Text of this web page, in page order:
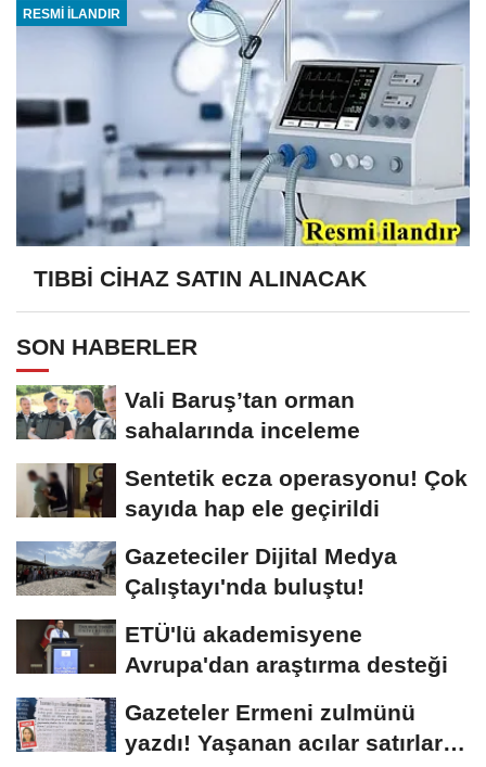
RESMİ İLANDIR
TIBBİ CİHAZ SATIN ALINACAK
SON HABERLER
Vali Baruş’tan orman
sahalarında inceleme
Sentetik ecza operasyonu! Çok
sayıda hap ele geçirildi
Gazeteciler Dijital Medya
Çalıştayı'nda buluştu!
ETÜ'lü akademisyene
Avrupa'dan araştırma desteği
Gazeteler Ermeni zulmünü
yazdı! Yaşanan acılar satırlara